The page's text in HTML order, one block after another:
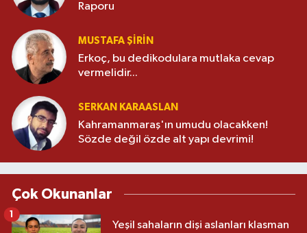
Raporu
MUSTAFA ŞİRİN
Erkoç, bu dedikodulara mutlaka cevap
vermelidir...
SERKAN KARAASLAN
Kahramanmaraş'ın umudu olacakken!
Sözde değil özde alt yapı devrimi!
Çok Okunanlar
Yeşil sahaların dişi aslanları klasman
1